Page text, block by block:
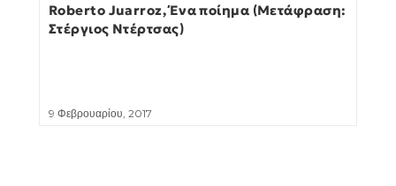
Roberto Juarroz, Ένα ποίημα (Μετάφραση:
Στέργιος Ντέρτσας)
9 Φεβρουαρίου, 2017